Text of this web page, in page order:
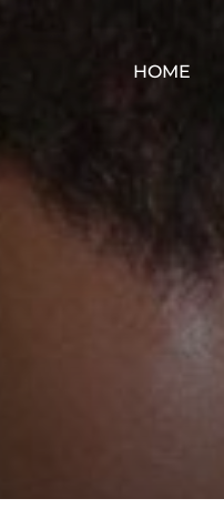
HOME